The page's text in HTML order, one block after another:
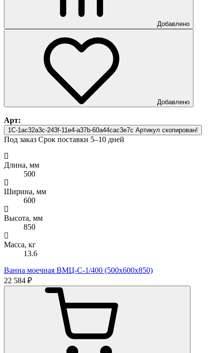
Добавлено
Добавлено
Арт:
1C-1ac32a3c-243f-11e4-a37b-60a44cac3e7c Артикул скопирован!
Под заказ Срок поставки 5–10 дней
Длина, мм
500
Ширина, мм
600
Высота, мм
850
Масса, кг
13.6
Ванна моечная ВМЦ-С-1/400 (500х600х850)
22 584 ₽